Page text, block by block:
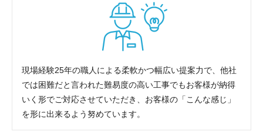
現場経験25年の職人による柔軟かつ幅広い提案力で、他社
では困難だと言われた難易度の高い工事でもお客様が納得
いく形でご対応させていただき、お客様の「こんな感じ」
を形に出来るよう努めています。